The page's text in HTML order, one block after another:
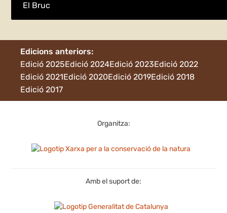
El Bruc
Edicions anteriors:
Edició 2025Edició 2024Edició 2023Edició 2022
Edició 2021Edició 2020Edició 2019Edició 2018
Edició 2017
Organitza:
Amb el suport de: